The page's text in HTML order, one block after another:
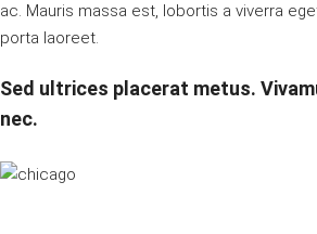
ac. Mauris massa est, lobortis a viverra
porta laoreet.
Sed ultrices placerat metus.
nec.